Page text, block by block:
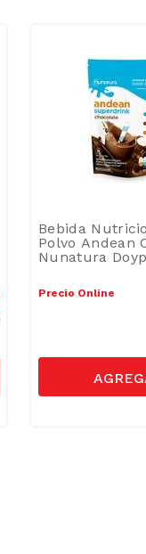
Bebida
Polvo Andean
Nunatura
Precio Online